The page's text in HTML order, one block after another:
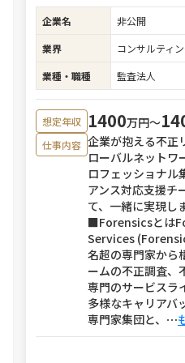
企業名
非公開
業界
コンサルティ
業種・職種
監査法人
想定年収 1400万円〜
仕事内容 企業が抱える不正
ローバルネットワ
ロフェッショナル
アンス対応支援チ
て、一緒に実現し
■Forensicsとは
Services
名超の専門家から
ームの不正調査、
専門のサービスラ
多様なキャリアバ
専門家集団と、 ⋯